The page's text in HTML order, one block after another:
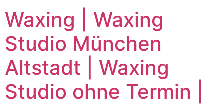
Waxing | Waxing
Studio München
Altstadt | Waxing
Studio ohne Termin |